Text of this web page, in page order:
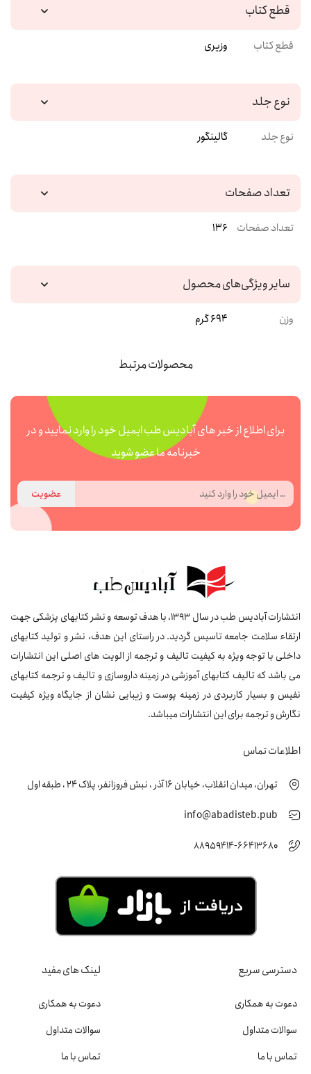
قطع کتاب
قطع کتاب وزیری
نوع جلد
نوع جلد گالینگور
تعداد صفحات
تعداد صفحات 136
سایر ویژگی‌های محصول
وزن 694 گرم
محصولات مرتبط
برای اطلاع از خبر های آبادیس طب ایمیل خود را وارد نمایید و در
خبرنامه ما عضو شوید
عضویت
انتشارات آبادیس طب در سال 1393، با هدف توسعه و نشر کتابهای پزشکی جهت
ارتقاء سلامت جامعه تاسیس گردید. در راستای این هدف، نشر و تولید کتابهای
داخلی با توجه ویژه به کیفیت تالیف و ترجمه از الویت های اصلی این انتشارات
می باشد که تالیف کتابهای آموزشی در زمینه داروسازی و تالیف و ترجمه کتابهای
نفیس و بسیار کاربردی در زمینه پوست و زیبایی نشان از جایگاه ویژه کیفیت
نگارش و ترجمه برای این انتشارات میباشد.
اطلاعات تماس
تهران، میدان انقلاب، خیابان 16 آذر ، نبش فروزانفر، پلاک 24 ، طبقه اول
info@abadisteb.pub
88959414-66413680
دسترسی سریع
دعوت به همکاری
سوالات متداول
تماس با ما
لینک های مفید
دعوت به همکاری
سوالات متداول
تماس با ما